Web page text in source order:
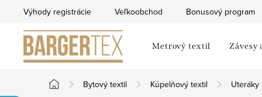
obsah
Výhody registrácie Veľkoobchod Bonusový program
Metrový textil Závesy
Domov
Bytový textil Kúpelňový textil Uteráky